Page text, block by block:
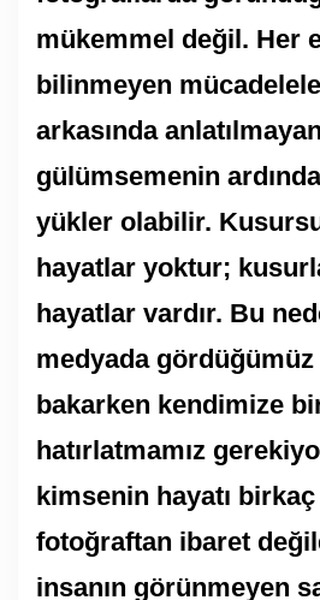
mükemmel değil. Her
bilinmeyen
arkasında
gülümsemenin
yükler olabilir.
hayatlar yoktur;
hayatlar vardır. Bu
medyada
bakarken kendimize
hatırlatmamız
kimsenin hayatı
fotoğraftan ibaret
insanın görünmeyen